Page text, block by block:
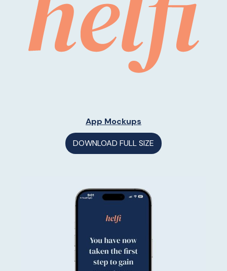
App Mockups
DOWNLOAD FULL SIZE